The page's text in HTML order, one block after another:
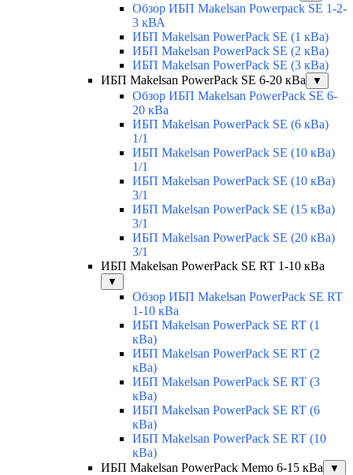
Обзор ИБП Makelsan Powerpack SE 1-2-
3 кВА
ИБП Makelsan PowerPack SE (1 кВа)
ИБП Makelsan PowerPack SE (2 кВа)
ИБП Makelsan PowerPack SE (3 кВа)
ИБП Makelsan PowerPack SE 6-20 кВа
▼
Обзор ИБП Makelsan PowerPack SE 6-
20 кВа
ИБП Makelsan PowerPack SE (6 кВа)
1/1
ИБП Makelsan PowerPack SE (10 кВа)
1/1
ИБП Makelsan PowerPack SE (10 кВа)
3/1
ИБП Makelsan PowerPack SE (15 кВа)
3/1
ИБП Makelsan PowerPack SE (20 кВа)
3/1
ИБП Makelsan PowerPack SE RT 1-10 кВа
▼
Обзор ИБП Makelsan PowerPack SE RT
1-10 кВа
ИБП Makelsan PowerPack SE RT (1
кВа)
ИБП Makelsan PowerPack SE RT (2
кВа)
ИБП Makelsan PowerPack SE RT (3
кВа)
ИБП Makelsan PowerPack SE RT (6
кВа)
ИБП Makelsan PowerPack SE RT (10
кВа)
ИБП Makelsan PowerPack Memo 6-15 кВа
▼